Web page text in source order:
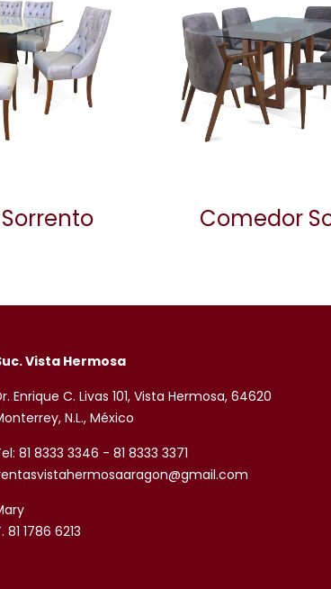
Comedor
Vista Hermosa
Enrique C. Livas 101, Vista Hermosa, 64620
N.L., México
81 8333 3346 - 81 8333 3371
81 1786 6213